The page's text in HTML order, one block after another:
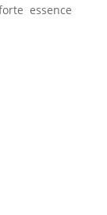
essence